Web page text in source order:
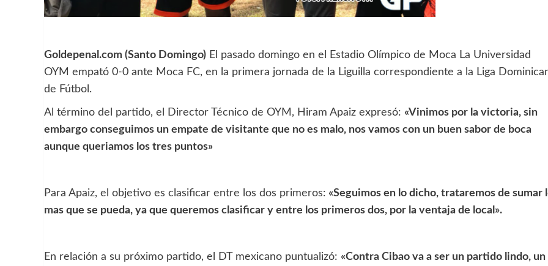
Goldepenal.com (Santo Domingo) El pasado domingo en el Estadio Olímpico de Moca La Universidad
OYM empató 0-0 ante Moca FC, en la primera jornada de la Liguilla correspondiente a la Liga
de Fútbol.
Al término del partido, el Director Técnico de OYM, Hiram Apaiz expresó: «Vinimos por la victoria, sin
embargo conseguimos un empate de visitante que no es malo, nos vamos con un buen sabor de boca
aunque queriamos los tres puntos»
Para Apaiz, el objetivo es clasificar entre los dos primeros: «Seguimos en lo dicho, trataremos de sumar
mas que se pueda, ya que queremos clasificar y entre los primeros dos, por la ventaja de local».
En relación a su próximo partido, el DT mexicano puntualizó: «Contra Cibao va a ser un partido lindo, un